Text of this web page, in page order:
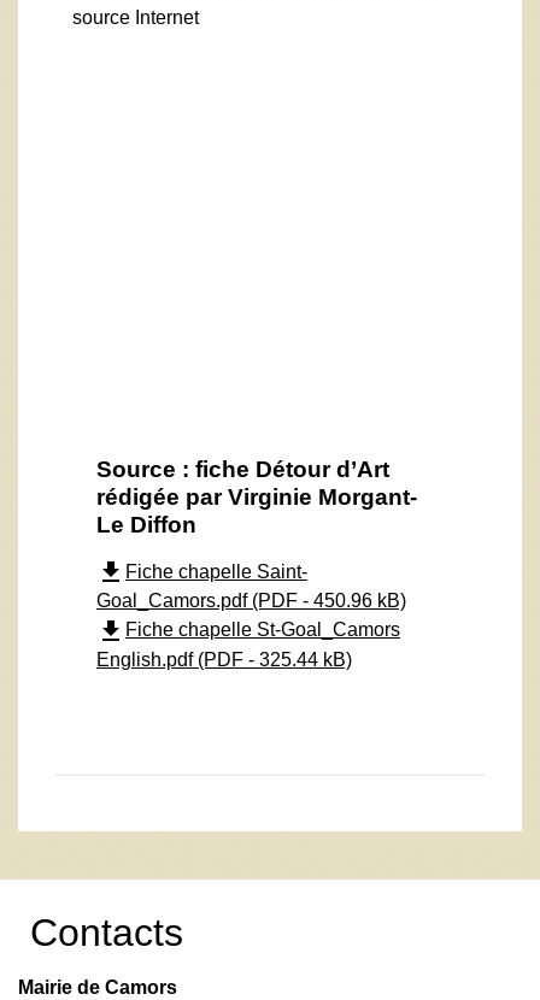
source Internet
Source : fiche Détour d’Art
rédigée par Virginie Morgant-
Le Diffon
file_download Fiche chapelle Saint-
Goal_Camors.pdf (PDF - 450.96 kB)
file_download Fiche chapelle St-Goal_Camors
English.pdf (PDF - 325.44 kB)
Contacts
Mairie de Camors